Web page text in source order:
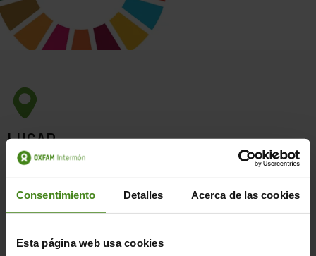
Consentimiento Detalles Acerca de las cookies
Esta página web usa cookies
LUGAR
CDAMAZ (Centro de Documentación del Agua y el
Zaragoza